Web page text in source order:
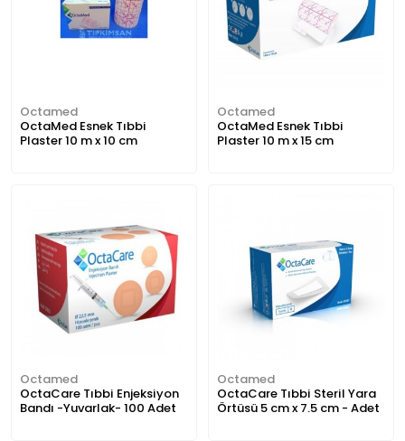
Octamed
OctaMed Esnek Tıbbi
Plaster 10 m x 10 cm
Octamed
OctaMed Esnek Tıbbi
Plaster 10 m x 15 cm
Octamed
OctaCare Tıbbi Enjeksiyon
Bandı -Yuvarlak- 100 Adet
Octamed
OctaCare Tıbbi Steril Yara
Örtüsü 5 cm x 7.5 cm - Adet